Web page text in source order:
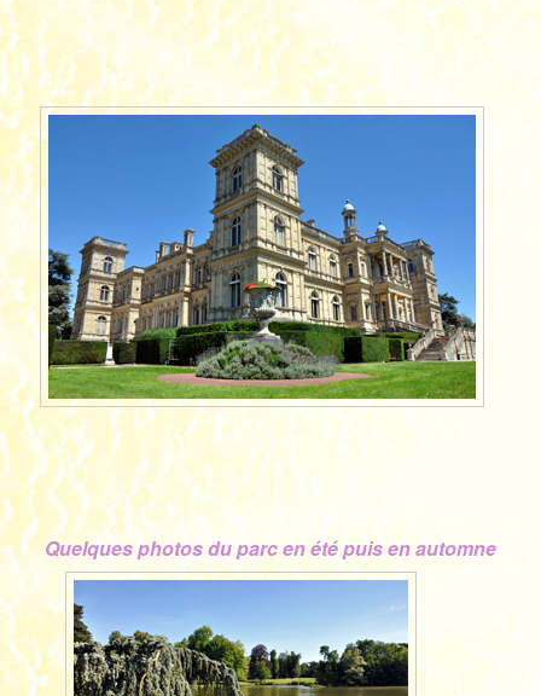
Quelques photos du parc en été puis en automne